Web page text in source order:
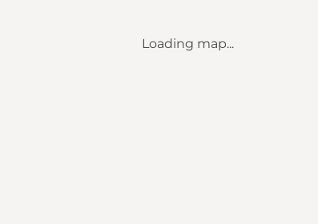
Loading map...